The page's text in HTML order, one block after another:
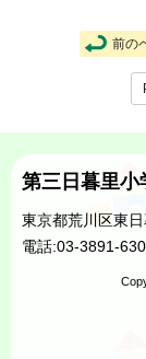
前の
第三日暮里小
東京都荒川区東
電話:03-3891-